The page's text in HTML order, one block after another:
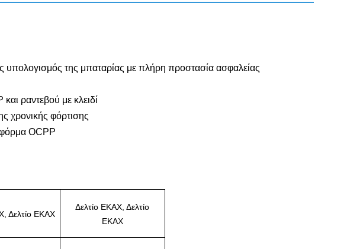
της μπαταρίας με πλήρη προστασία ασφαλείας
ραντεβού με κλειδί
χρονικής φόρτισης
OCPP
Δελτίο ΕΚΑΧ
Δελτίο ΕΚΑΧ, Δελτίο
ΕΚΑΧ